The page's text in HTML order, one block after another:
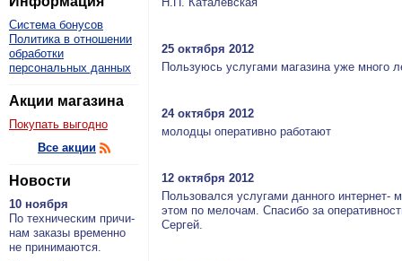
Система бонусов
Политика в отношении
обработки
персональных данных
Акции магазина
Покупать выгодно
Все акции
Новости
10 ноября
По тех­ни­че­ским при­чи­
нам за­ка­зы вре­мен­но
не при­ни­ма­ют­ся.
25 октября 2012
Пользуюсь услугами магазина уже много
24 октября 2012
молодцы оперативно работают
12 октября 2012
Пользовался услугами данного интернет-
этом по мелочам. Спасибо за
Сергей.